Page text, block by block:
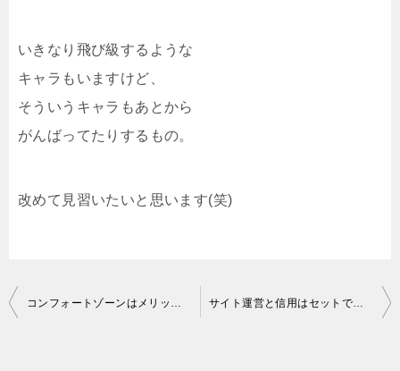
いきなり飛び級するような
キャラもいますけど、
そういうキャラもあとから
がんばってたりするもの。
改めて見習いたいと思います(笑)
投